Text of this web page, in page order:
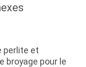
perlite et
broyage pour le